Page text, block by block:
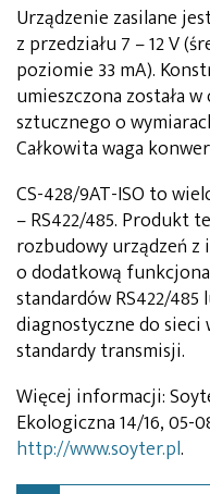
Urządzenie zasilane
z przedziału 7 – 12 V
poziomie 33 mA).
umieszczona została
sztucznego o
Całkowita waga
CS-428/9AT-ISO to
– RS422/485. Produkt
rozbudowy urządzeń z
o dodatkową
standardów RS422/
diagnostyczne do
standardy transmisji.
Więcej informacji:
Ekologiczna 14/16, 05-
http://www.soyter.pl.